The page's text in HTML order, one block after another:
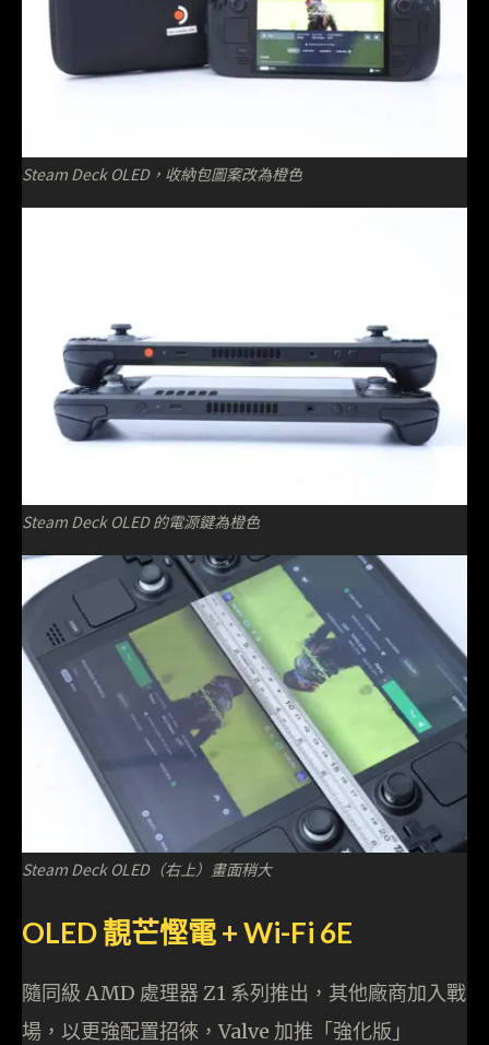
Steam Deck OLED，收納包圖案改為橙色
Steam Deck OLED 的電源鍵為橙色
Steam Deck OLED（右上）畫面稍大
OLED 靚芒慳電 + Wi-Fi 6E
隨同級 AMD 處理器 Z1 系列推出，其他廠商加入戰
場，以更強配置招徠，Valve 加推「強化版」